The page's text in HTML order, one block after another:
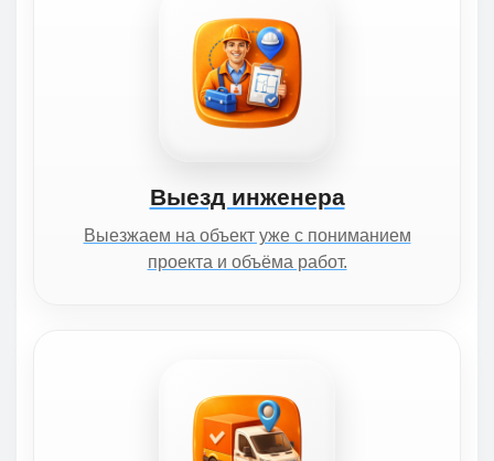
Выезд инженера
Выезжаем на объект уже с пониманием
проекта и объёма работ.